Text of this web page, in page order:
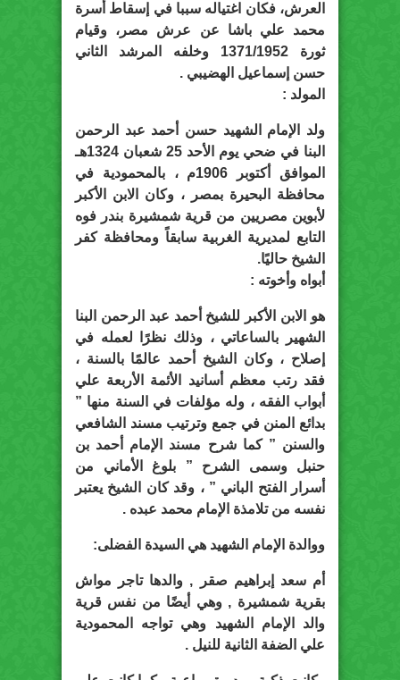
العرش، فكان اغتياله سببا في إسقاط أسرة
محمد علي باشا عن عرش مصر، وقيام
ثورة 1371/1952 وخلفه المرشد الثاني
حسن إسماعيل الهضيبي .
المولد :
ولد الإمام الشهيد حسن أحمد عبد الرحمن
البنا في ضحي يوم الأحد 25 شعبان 1324هـ
الموافق أكتوبر 1906م ، بالمحمودية في
محافظة البحيرة بمصر ، وكان الابن الأكبر
لأبوين مصريين من قرية شمشيرة بندر فوه
التابع لمديرية الغربية سابقاً ومحافظة كفر
الشيخ حاليًا.
أبواه وأخوته :
هو الابن الأكبر للشيخ أحمد عبد الرحمن البنا
الشهير بالساعاتي ، وذلك نظرًا لعمله في
إصلاح ، وكان الشيخ أحمد عالمًا بالسنة ،
فقد رتب معظم أسانيد الأئمة الأربعة علي
أبواب الفقه ، وله مؤلفات في السنة منها ”
بدائع المنن في جمع وترتيب مسند الشافعي
والسنن ” كما شرح مسند الإمام أحمد بن
حنبل وسمى الشرح ” بلوغ الأماني من
أسرار الفتح الباني ” ، وقد كان الشيخ يعتبر
نفسه من تلامذة الإمام محمد عبده .
ووالدة الإمام الشهيد هي السيدة الفضلى:
أم سعد إبراهيم صقر , والدها تاجر مواش
بقرية شمشيرة , وهي أيضًا من نفس قرية
والد الإمام الشهيد وهي تواجه المحمودية
علي الضفة الثانية للنيل .